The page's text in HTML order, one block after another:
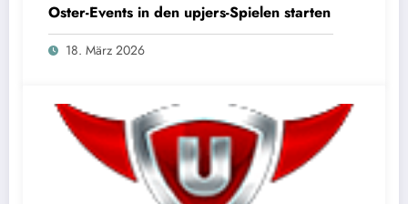
Oster-Events in den upjers-Spielen starten
18. März 2026